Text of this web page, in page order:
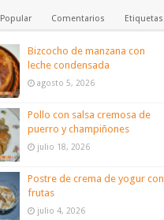
Popular Comentarios Etiquetas
Bizcocho de manzana con
leche condensada
agosto 5, 2026
Pollo con salsa cremosa de
puerro y champiñones
julio 18, 2026
Postre de crema de yogur con
frutas
julio 4, 2026